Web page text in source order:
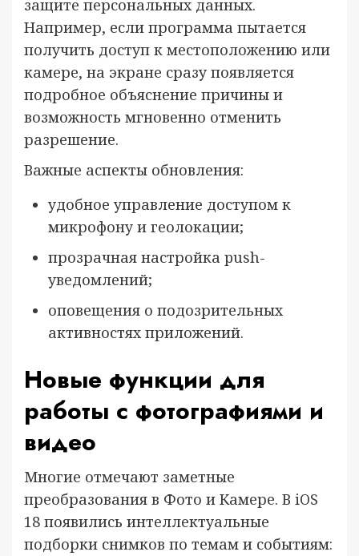
защите персональных данных.
Например, если программа пытается
получить доступ к местоположению или
камере, на экране сразу появляется
подробное объяснение причины и
возможность мгновенно отменить
разрешение.
Важные аспекты обновления:
удобное управление доступом к
микрофону и геолокации;
прозрачная настройка push-
уведомлений;
оповещения о подозрительных
активностях приложений.
Новые функции для
работы с фотографиями и
видео
Многие отмечают заметные
преобразования в Фото и Камере. В iOS
18 появились интеллектуальные
подборки снимков по темам и событиям: